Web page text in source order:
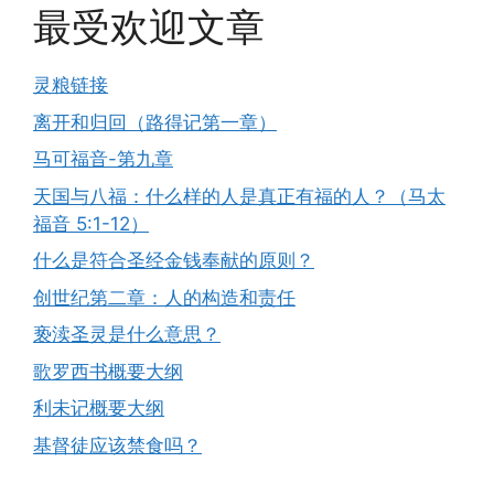
最受欢迎文章
灵粮链接
离开和归回（路得记第一章）
马可福音-第九章
天国与八福：什么样的人是真正有福的人？（马太
福音 5:1-12）
什么是符合圣经金钱奉献的原则？
创世纪第二章：人的构造和责任
亵渎圣灵是什么意思？
歌罗西书概要大纲
利未记概要大纲
基督徒应该禁食吗？